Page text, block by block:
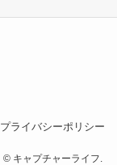
プライバシーポリシー
©キャプチャーライフ.